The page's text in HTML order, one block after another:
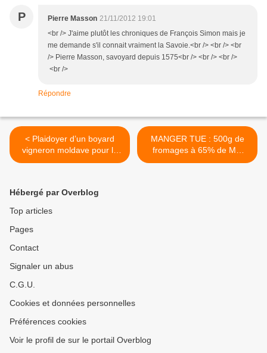
P Pierre Masson 21/11/2012 19:01
<br /> J'aime plutôt les chroniques de François Simon mais je
me demande s'il connait vraiment la Savoie.<br /> <br /> <br
/> Pierre Masson, savoyard depuis 1575<br /> <br /> <br />
<br />
Répondre
< Plaidoyer d’un boyard
vigneron moldave pour le
foulage aux pieds du raisin
MANGER TUE : 500g de
fromages à 65% de MG
diminue l’espérance de vie
Hébergé par Overblog
Top articles
Pages
Contact
Signaler un abus
C.G.U.
Cookies et données personnelles
Préférences cookies
Voir le profil de sur le portail Overblog